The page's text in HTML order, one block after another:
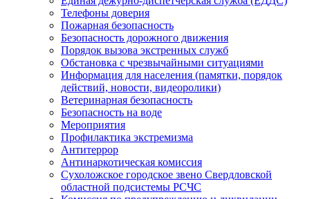
Телефоны доверия
Пожарная безопасность
Безопасность дорожного движения
Порядок вызова экстренных служб
Обстановка с чрезвычайными ситуациями
Информация для населения (памятки, порядок
действий, новости, видеоролики)
Ветеринарная безопасность
Безопасность на воде
Мероприятия
Профилактика экстремизма
Антитеррор
Антинаркотическая комиссия
Сухоложское городское звено Свердловской
областной подсистемы РСЧС